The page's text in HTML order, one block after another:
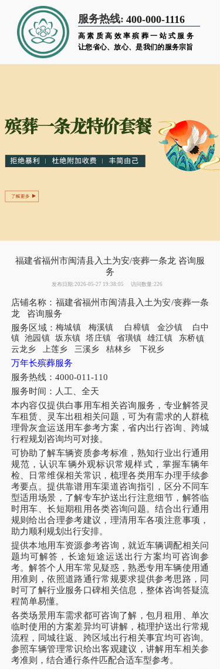
服务热线: 400-000-1116
高素质高效率殡葬一站式服务
让您省心、放心、是我们的服务宗旨
福建省福州市闽清县入土为安/丧葬一条龙 咨询服
务
发布日期:2026-05-27 19:38:05 访问数量:226
店铺名称：福建省福州市闽清县入土为安/丧葬一条
龙 咨询服务
服务区域：梅城镇 梅溪镇 白樟镇 金沙镇
白中
镇
池园镇 坂东镇 塔庄镇 省璜镇 雄江镇 东桥镇
云龙乡
上莲乡 三溪乡 桔林乡 下祝乡
万年长殡葬服务
服务热线：4000-011-110
服务时间：人工、全天
本内容仅提供白事用车相关咨询服务，专业解答灵
车租赁、灵车出租相关问题，可为有需求的人群梳
理骨灰盒运送用车参考方案，省内出行咨询、跨城
行程规划咨询均可对接。
可协助了解车辆资质参考标准，熟知行业出行通用
规范，认识车辆外观标识常规样式，掌握车辆年
检、日常维保相关常识，梳理各类用车办理手续参
考要点。提供靠谱用车渠道咨询指引，区分不同车
型适用场景，了解专车护送出行注意细节，解答临
时用车、长短期租用各类咨询问题。结合出行通用
规则给出合理参考建议，理清用车各项注意事项，
助力顺利规划出行安排。
提供本地用车资源参考咨询，就近车辆调配相关问
题均可解答，长途短途运送出行方案均可咨询参
考。解答个人用车常见疑惑，熟悉专用车辆使用通
用准则，依照道路通行常规要求提供参考思路，同
时可了解行业服务口碑相关信息，整体咨询答疑流
程简单易懂。
各类场景用车需求都可咨询了解，包月租用、单次
临时使用的方案差异均可讲解，梳理护送出行常规
流程，同城往返、跨区域出行相关事宜均可咨询。
参照车辆管理常识给出客观建议，讲解用车相关参
考准则，结合通行条件匹配合适车型参考。